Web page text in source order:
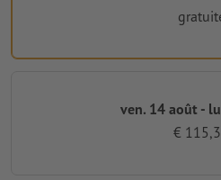
ven. 14 août -
€